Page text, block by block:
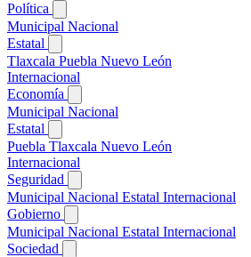
Política
Municipal Nacional
Estatal
Tlaxcala Puebla Nuevo León
Internacional
Economía
Municipal Nacional
Estatal
Puebla Tlaxcala Nuevo León
Internacional
Seguridad
Municipal Nacional Estatal Internacional
Gobierno
Municipal Nacional Estatal Internacional
Sociedad